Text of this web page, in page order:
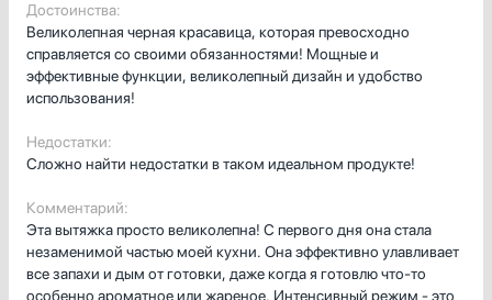
Достоинства:
Великолепная черная красавица, которая превосходно
справляется со своими обязанностями! Мощные и
эффективные функции, великолепный дизайн и удобство
использования!
Недостатки:
Сложно найти недостатки в таком идеальном продукте!
Комментарий:
Эта вытяжка просто великолепна! С первого дня она стала
незаменимой частью моей кухни. Она эффективно улавливает
все запахи и дым от готовки, даже когда я готовлю что-то
особенно ароматное или жареное. Интенсивный режим - это